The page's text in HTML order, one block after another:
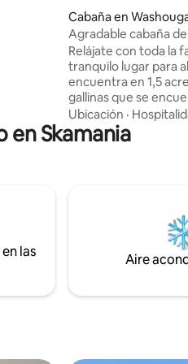
Cabaña en
Agradable cabaña
estufa de leña
Relájate con toda la
tranquilo lugar para
encuentra en 1,5
gallinas que se
libre de tomarte los
propiedad se
salida muy tranquilo y
absolutamente
actividades al aire
aprovechar mientras
Ubicación ·
en Skamania
las
Aire